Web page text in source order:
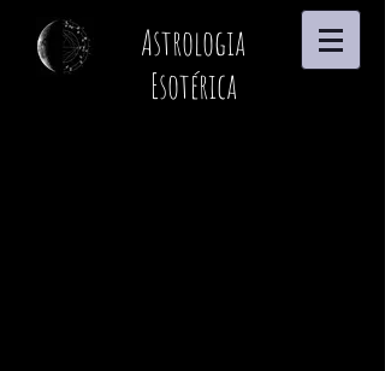
Astrologia
Esotérica